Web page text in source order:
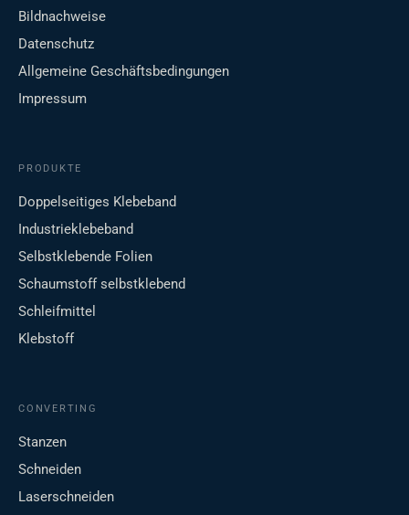
Bildnachweise
Datenschutz
Allgemeine Geschäftsbedingungen
Impressum
PRODUKTE
Doppelseitiges Klebeband
Industrieklebeband
Selbstklebende Folien
Schaumstoff selbstklebend
Schleifmittel
Klebstoff
CONVERTING
Stanzen
Schneiden
Laserschneiden